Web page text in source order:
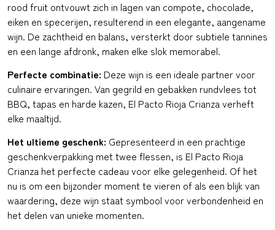
rood fruit ontvouwt zich in lagen van compote, chocolade,
eiken en specerijen, resulterend in een elegante, aangename
wijn. De zachtheid en balans, versterkt door subtiele tannines
en een lange afdronk, maken elke slok memorabel.
Perfecte combinatie: Deze wijn is een ideale partner voor
culinaire ervaringen. Van gegrild en gebakken rundvlees tot
BBQ, tapas en harde kazen, El Pacto Rioja Crianza verheft
elke maaltijd.
Het ultieme geschenk: Gepresenteerd in een prachtige
geschenkverpakking met twee flessen, is El Pacto Rioja
Crianza het perfecte cadeau voor elke gelegenheid. Of het
nu is om een bijzonder moment te vieren of als een blijk van
waardering, deze wijn staat symbool voor verbondenheid en
het delen van unieke momenten.